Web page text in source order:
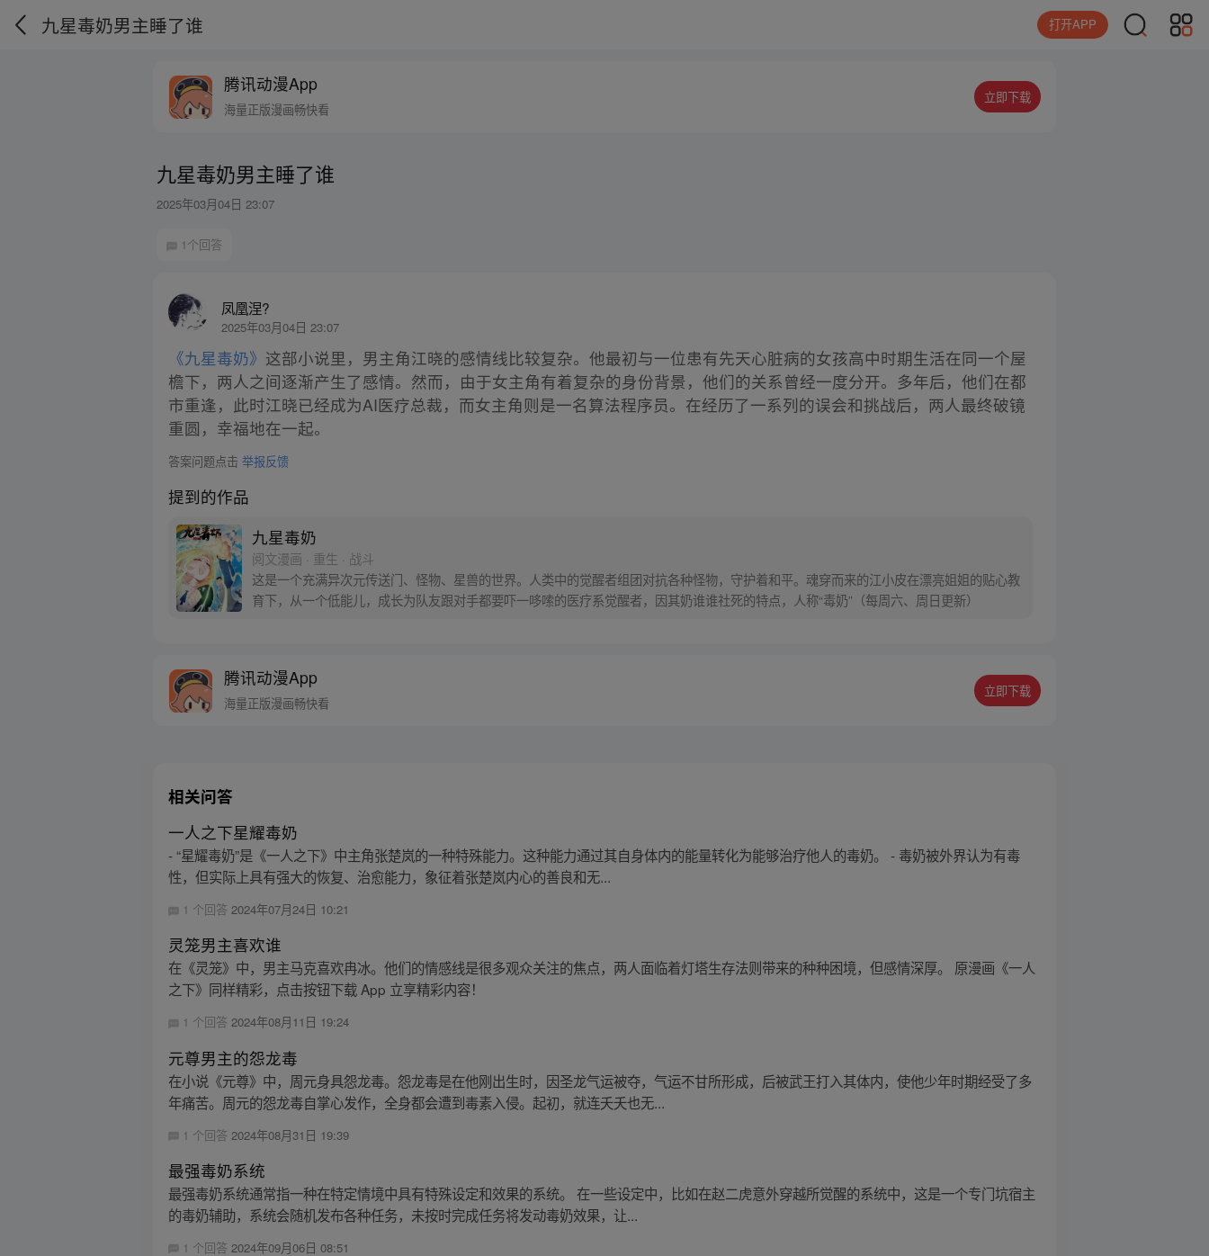
九星毒奶男主睡了谁 打开APP
腾讯动漫App
海量正版漫画畅快看
立即下载
九星毒奶男主睡了谁
2025年03月04日 23:07
1个回答
凤凰涅?
2025年03月04日 23:07
《九星毒奶》 这部小说里，男主角江晓的感情线比较复杂。他最初与一位患有先天心脏病的女孩高中时期生活在同一个屋
檐下，两人之间逐渐产生了感情。然而，由于女主角有着复杂的身份背景，他们的关系曾经一度分开。多年后，他们在都
市重逢，此时江晓已经成为AI医疗总裁，而女主角则是一名算法程序员。在经历了一系列的误会和挑战后，两人最终破镜
重圆，幸福地在一起。
答案问题点击举报反馈
提到的作品
九星毒奶
阅文漫画 · 重生 · 战斗
这是一个充满异次元传送门、怪物、星兽的世界。人类中的觉醒者组团对抗各种怪物，守护着和平。魂穿而来的江小皮在漂亮姐姐的贴心教
育下，从一个低能儿，成长为队友跟对手都要吓一哆嗦的医疗系觉醒者，因其奶谁谁社死的特点，人称“毒奶”（每周六、周日更新）
腾讯动漫App
海量正版漫画畅快看
立即下载
相关问答
一人之下星耀毒奶
- “星耀毒奶”是《一人之下》中主角张楚岚的一种特殊能力。这种能力通过其自身体内的能量转化为能够治疗他人的毒奶。 - 毒奶被外界认为有毒
性，但实际上具有强大的恢复、治愈能力，象征着张楚岚内心的善良和无...
1 个回答2024年07月24日 10:21
灵笼男主喜欢谁
在《灵笼》中，男主马克喜欢冉冰。他们的情感线是很多观众关注的焦点，两人面临着灯塔生存法则带来的种种困境，但感情深厚。 原漫画《一人
之下》同样精彩，点击按钮下载 App 立享精彩内容！
1 个回答2024年08月11日 19:24
元尊男主的怨龙毒
在小说《元尊》中，周元身具怨龙毒。怨龙毒是在他刚出生时，因圣龙气运被夺，气运不甘所形成，后被武王打入其体内，使他少年时期经受了多
年痛苦。周元的怨龙毒自掌心发作，全身都会遭到毒素入侵。起初，就连夭夭也无...
1 个回答 2024年08月31日 19:39
最强毒奶系统
最强毒奶系统通常指一种在特定情境中具有特殊设定和效果的系统。 在一些设定中，比如在赵二虎意外穿越所觉醒的系统中，这是一个专门坑宿主
的毒奶辅助，系统会随机发布各种任务，未按时完成任务将发动毒奶效果，让...
1 个回答 2024年09月06日 08:51